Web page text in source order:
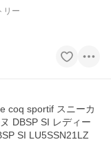
リー
coq sportif スニーカ
DBSP SI レディー
SI LU5SSN21LZ